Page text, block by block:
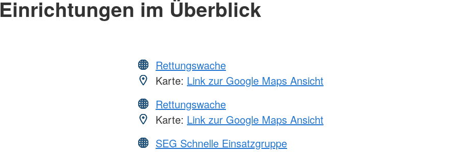
Einrichtungen im Überblick
Rettungswache
Karte: Link zur Google Maps Ansicht
Rettungswache
Karte: Link zur Google Maps Ansicht
SEG Schnelle Einsatzgruppe